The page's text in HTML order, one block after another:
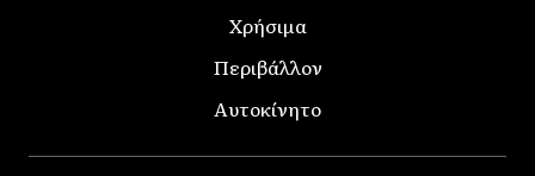
Χρήσιμα
Περιβάλλον
Αυτοκίνητο